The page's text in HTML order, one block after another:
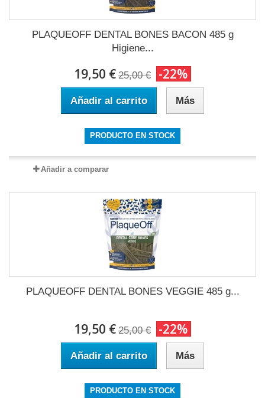
PLAQUEOFF DENTAL BONES BACON 485 g
Higiene...
19,50 € 25,00 € -22%
Añadir al carrito Más
PRODUCTO EN STOCK
Añadir a comparar
PLAQUEOFF DENTAL BONES VEGGIE 485 g...
19,50 € 25,00 € -22%
Añadir al carrito Más
PRODUCTO EN STOCK